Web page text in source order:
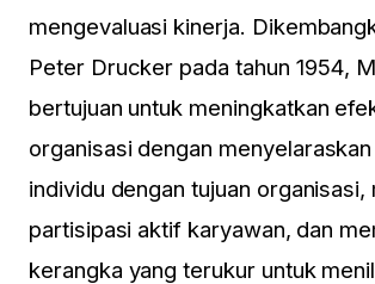
mengevaluasi kinerja.
Peter Drucker pada tahun 1954,
bertujuan untuk meningkatkan
organisasi dengan menyelaraskan
individu dengan tujuan organisasi,
partisipasi aktif karyawan, dan
kerangka yang terukur untuk